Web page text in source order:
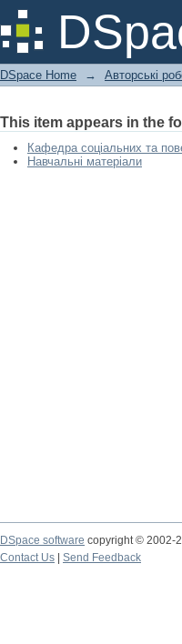
Методичні
навчаються за
053
DSpace Home → Авторські
This item appears in the
Кафедра соціальних та
Навчальні матеріали
DSpace software copyright © 2002-
Contact Us
Send Feedback